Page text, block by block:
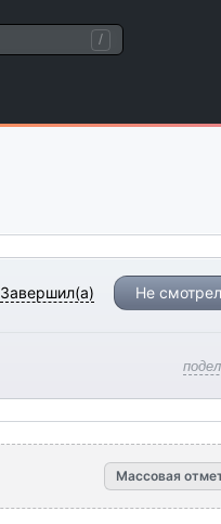
/
Завершил(а) Не
Массовая